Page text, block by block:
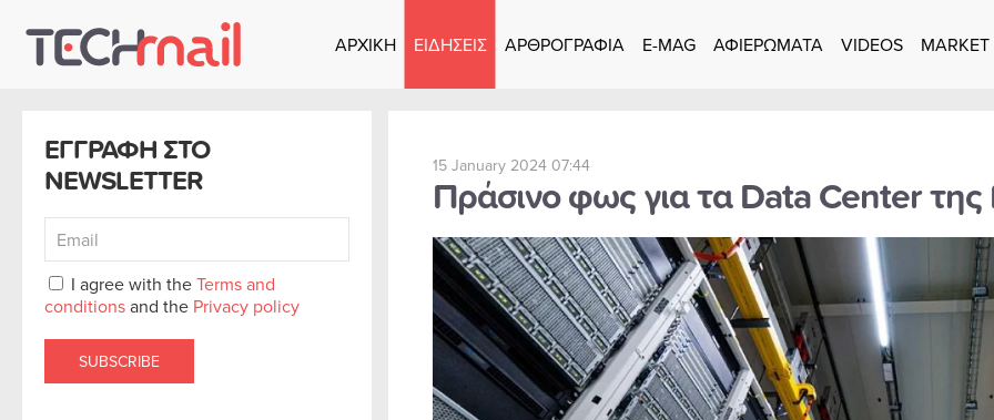
Skip to main content
ΑΡΧΙΚΗ ΕΙΔΗΣΕΙΣ ΑΡΘΡΟΓΡΑΦΙΑ E-MAG ΑΦΙΕΡΩΜΑΤΑ VIDEOS MARKET
ΕΓΓΡΑΦΗ ΣΤΟ
NEWSLETTER
I agree with theTerms and
conditionsand the Privacy policy
SUBSCRIBE
15 January 2024 07:44
Πράσινο φως για τα Data Center